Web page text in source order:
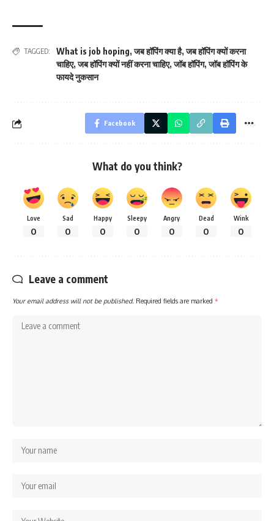
TAGGED: What is job hoping,जब हॉपिंग क्या है,जब हॉपिंग क्यों करना
चाहिए,जब हॉपिंग क्यों नहीं करना चाहिए,जॉब हॉपिंग,जॉब हॉपिंग के
फायदे नुकसान
Facebook
What do you think?
Love
0
Sad
0
Happy
0
Sleepy
0
Angry
0
Dead
0
Wink
0
Leave a comment
Your email address will not be published. Required fields are marked *